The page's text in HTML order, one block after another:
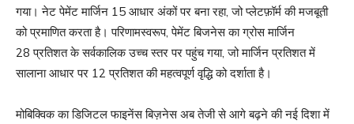
गया। नेट पेमेंट मार्जिन 15 आधार अंकों पर बना रहा, जो प्लेटफ़ॉर्म की मजबूती
को प्रमाणित करता है। परिणामस्वरूप, पेमेंट बिजनेस का ग्रोस मार्जिन
28 प्रतिशत के सर्वकालिक उच्च स्तर पर पहुंच गया, जो मार्जिन प्रतिशत में
सालाना आधार पर 12 प्रतिशत की महत्वपूर्ण वृद्धि को दर्शाता है।
मोबिक्विक का डिजिटल फाइनेंस बिज़नेस अब तेजी से आगे बढ़ने की नई दिशा में